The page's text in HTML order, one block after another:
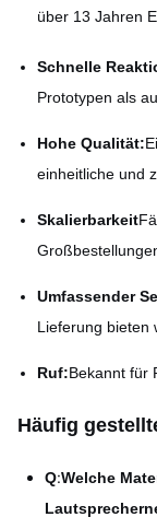
über 13 Jahren
Schnelle
Prototypen als
Hohe Qualität:
einheitliche und
Skalierbarkeit
Umfassender
Lieferung bieten
Ruf:Bekannt für
Häufig
Q:Welche